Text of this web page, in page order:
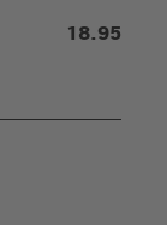
18.95